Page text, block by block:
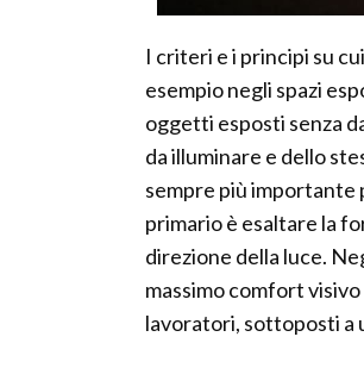
I criteri e i principi su
esempio negli spazi
oggetti esposti senza
da illuminare e dello
sempre più importante
primario è esaltare la
direzione della luce.
massimo comfort
lavoratori, sottoposti a